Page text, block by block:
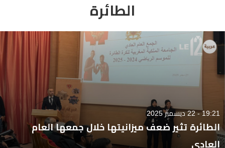
الطائرة
19:21 - 22 ديسمبر 2025
الطائرة تثير ضعف ميزانيتها خلال جمعها العام
العادي